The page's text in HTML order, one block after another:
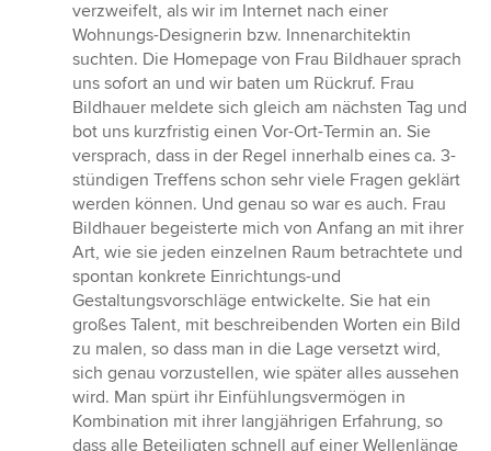
verzweifelt, als wir im Internet nach einer
Wohnungs-Designerin bzw. Innenarchitektin
suchten. Die Homepage von Frau Bildhauer sprach
uns sofort an und wir baten um Rückruf. Frau
Bildhauer meldete sich gleich am nächsten Tag und
bot uns kurzfristig einen Vor-Ort-Termin an. Sie
versprach, dass in der Regel innerhalb eines ca. 3-
stündigen Treffens schon sehr viele Fragen geklärt
werden können. Und genau so war es auch. Frau
Bildhauer begeisterte mich von Anfang an mit ihrer
Art, wie sie jeden einzelnen Raum betrachtete und
spontan konkrete Einrichtungs-und
Gestaltungsvorschläge entwickelte. Sie hat ein
großes Talent, mit beschreibenden Worten ein Bild
zu malen, so dass man in die Lage versetzt wird,
sich genau vorzustellen, wie später alles aussehen
wird. Man spürt ihr Einfühlungsvermögen in
Kombination mit ihrer langjährigen Erfahrung, so
dass alle Beteiligten schnell auf einer Wellenlänge